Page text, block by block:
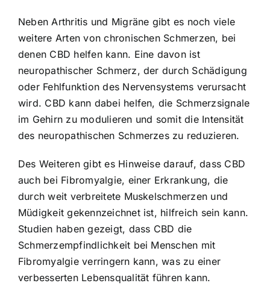
Neben Arthritis und Migräne gibt es noch viele
weitere Arten von chronischen Schmerzen, bei
denen CBD helfen kann. Eine davon ist
neuropathischer Schmerz, der durch Schädigung
oder Fehlfunktion des Nervensystems verursacht
wird. CBD kann dabei helfen, die Schmerzsignale
im Gehirn zu modulieren und somit die Intensität
des neuropathischen Schmerzes zu reduzieren.
Des Weiteren gibt es Hinweise darauf, dass CBD
auch bei Fibromyalgie, einer Erkrankung, die
durch weit verbreitete Muskelschmerzen und
Müdigkeit gekennzeichnet ist, hilfreich sein kann.
Studien haben gezeigt, dass CBD die
Schmerzempfindlichkeit bei Menschen mit
Fibromyalgie verringern kann, was zu einer
verbesserten Lebensqualität führen kann.